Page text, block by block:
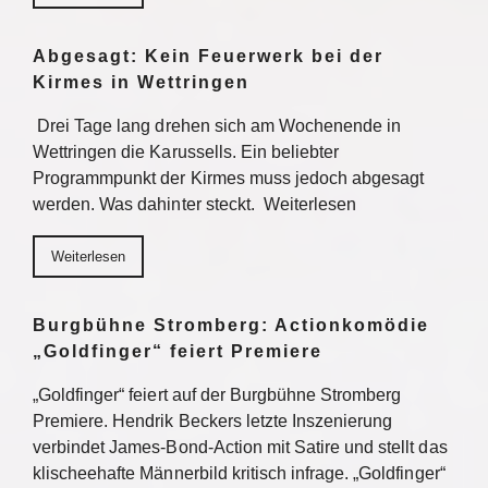
Abgesagt: Kein Feuerwerk bei der
Kirmes in Wettringen
Drei Tage lang drehen sich am Wochenende in
Wettringen die Karussells. Ein beliebter
Programmpunkt der Kirmes muss jedoch abgesagt
werden. Was dahinter steckt. Weiterlesen
Weiterlesen
Burgbühne Stromberg: Actionkomödie
„Goldfinger“ feiert Premiere
„Goldfinger“ feiert auf der Burgbühne Stromberg
Premiere. Hendrik Beckers letzte Inszenierung
verbindet James-Bond-Action mit Satire und stellt das
klischeehafte Männerbild kritisch infrage. „Goldfinger“